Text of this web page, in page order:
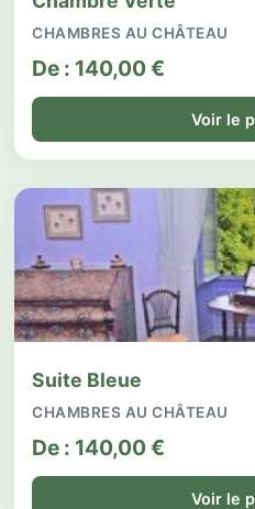
CHAMBRES AU CHÂTEAU
De : 140,00€
Voir le
Suite Bleue
CHAMBRES AU CHÂTEAU
De : 140,00€
Voir le